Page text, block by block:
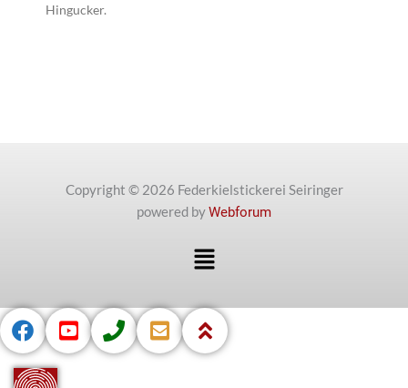
Hingucker.
Copyright © 2026 Federkielstickerei Seiringer
powered byWebforum
Menü